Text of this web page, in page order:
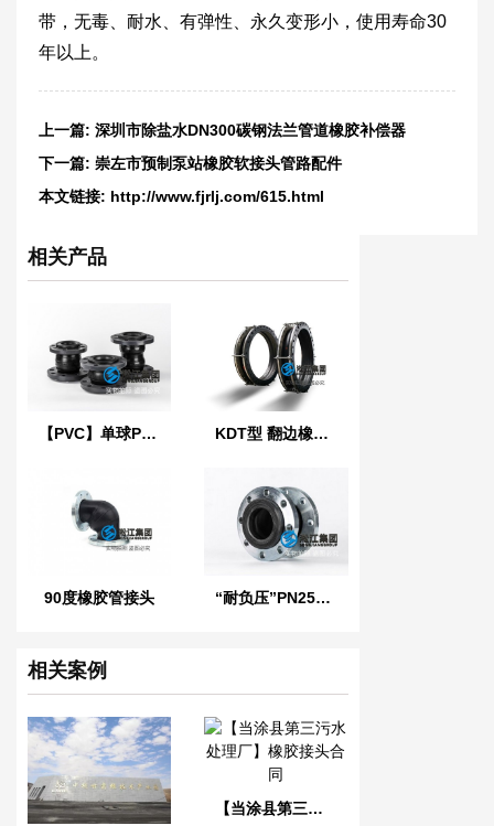
带，无毒、耐水、有弹性、永久变形小，使用寿命30
年以上。
上一篇: 深圳市除盐水DN300碳钢法兰管道橡胶补偿器
下一篇: 崇左市预制泵站橡胶软接头管路配件
本文链接: http://www.fjrlj.com/615.html
相关产品
【PVC】单球PVC法兰橡胶接头 KDT型 翻边橡胶接头
90度橡胶管接头 “耐负压”PN25橡胶接头
相关案例
【当涂县第三污水处理厂】橡胶接头合同